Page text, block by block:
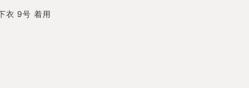
衣 9号 着用